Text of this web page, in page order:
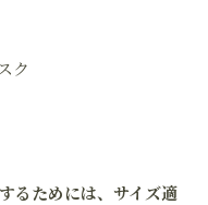
ク
るためには、サイズ適